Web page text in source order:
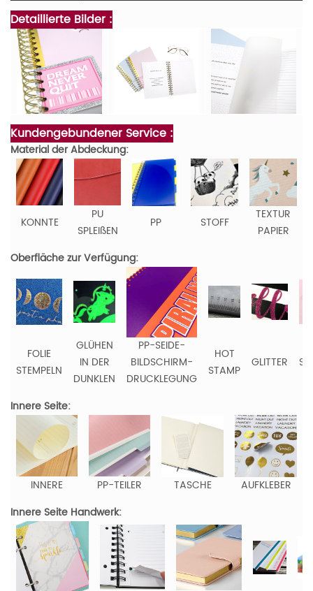
Detaillierte Bilder :
Kundengebundener Service :
Material der Abdeckung:
KONNTE
PU
SPLEIßEN
PP STOFF
TEXTUR
PAPIER
Oberfläche zur Verfügung:
FOLIE
STEMPELN
GLÜHEN
IN DER
DUNKLEN
PP-SEIDE-
BILDSCHIRM-
DRUCKLEGUNG
HOT
STAMP
GLITTER
Innere Seite:
INNERE PP-TEILER TASCHE
AUFKLEBER
Innere Seite Handwerk: